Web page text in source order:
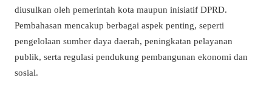
diusulkan oleh pemerintah kota maupun inisiatif DPRD.
Pembahasan mencakup berbagai aspek penting, seperti
pengelolaan sumber daya daerah, peningkatan pelayanan
publik, serta regulasi pendukung pembangunan ekonomi dan
sosial.